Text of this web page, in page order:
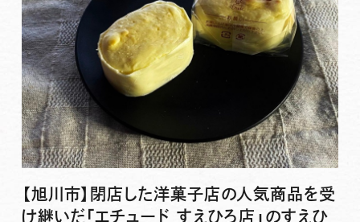
【旭川市】閉店した洋菓子店の人気商品を受
け継いだ「エチュード すえひろ店」のすえひ